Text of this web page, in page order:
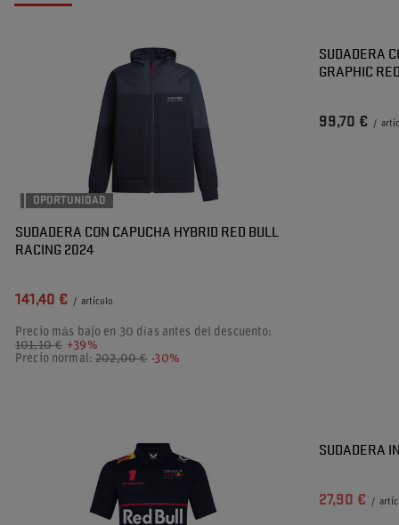
OPORTUNIDAD
SUDADERA CON CAPUCHA HYBRID RED BULL
RACING 2024
141,40 € / artículo
Precio más bajo en 30 días antes del descuento:
101,10 € +39%
Precio normal:202,00 € -30%
SUDADERA
GRAPHIC
99,70 € /
SUDADERA
27,90 € /